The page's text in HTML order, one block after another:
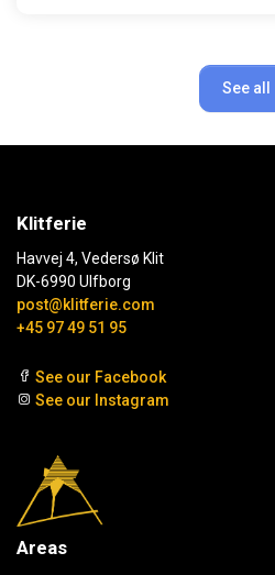
See all
Klitferie
Havvej 4, Vedersø Klit
DK-6990 Ulfborg
post@klitferie.com
+45 97 49 51 95
See our Facebook
See our Instagram
Areas